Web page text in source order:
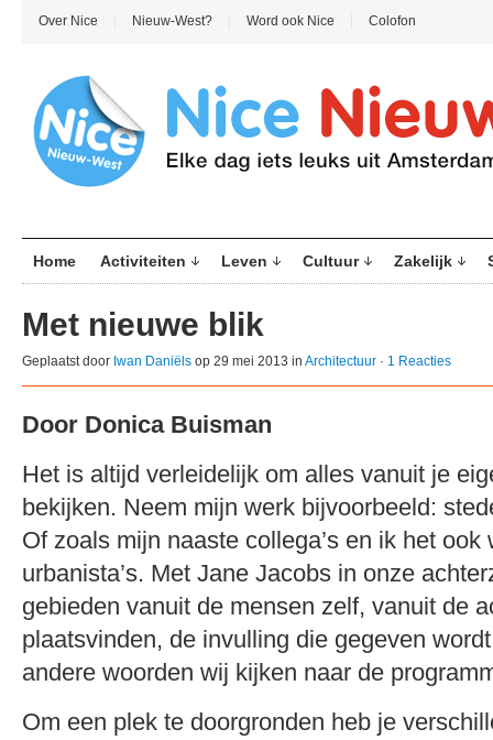
Over Nice Nieuw-West? Word ook Nice Colofon
Home Activiteiten Leven Cultuur Zakelijk
Met nieuwe blik
Geplaatst door Iwan Daniëls op 29 mei 2013 in Architectuur · 1 Reacties
Door Donica Buisman
Het is altijd verleidelijk om alles vanuit je
bekijken. Neem mijn werk bijvoorbeeld:
Of zoals mijn naaste collega’s en ik het ook
urbanista’s. Met Jane Jacobs in onze
gebieden vanuit de mensen zelf, vanuit de
plaatsvinden, de invulling die gegeven
andere woorden wij kijken naar de
Om een plek te doorgronden heb je